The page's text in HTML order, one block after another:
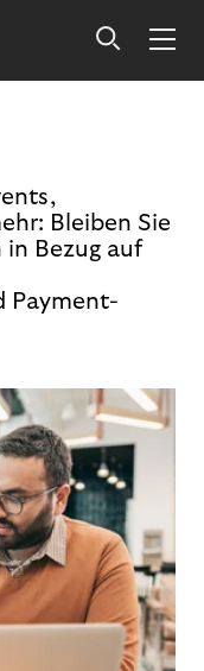
Bleiben Sie
Bezug auf
Payment-